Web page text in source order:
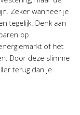
Zeker wanneer je
tegelijk. Denk aan
op
of het
Door deze slimme
terug dan je